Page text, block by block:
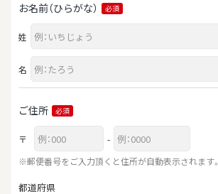
お名前（ひらがな） 必須
姓
名
ご住所 必須
〒
-
※郵便番号をご入力頂くと住所が自動表示されます。
都道府県